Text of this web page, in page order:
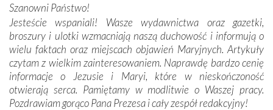
budowniczych.
Podążyliśmy też śladami fatimskich wizjonerów – Łucji
dos Santos oraz świętych Hiacynty i Franciszka Marto.
Modliliśmy się przy ich grobach. Odprawiliśmy Drogę
Krzyżową w ich rodzinnych stronach, odwiedziliśmy
domy, w których żyli.
Szanowni Państwo!
Jesteście wspaniali! Wasze wydawnictwa oraz gazetki,
broszury i ulotki wzmacniają naszą duchowość i informują o
wielu faktach oraz miejscach objawień Maryjnych. Artykuły
czytam z wielkim zainteresowaniem. Naprawdę bardzo cenię
informacje o Jezusie i Maryi, które w nieskończoność
otwierają serca. Pamiętamy w modlitwie o Waszej pracy.
Pozdrawiam gorąco Pana Prezesa i cały zespół redakcyjny!